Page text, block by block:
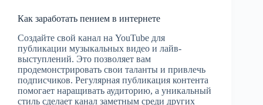
Как заработать пением в интернете
Создайте свой канал на YouTube для
публикации музыкальных видео и лайв-
выступлений. Это позволяет вам
продемонстрировать свои таланты и привлечь
подписчиков. Регулярная публикация контента
помогает наращивать аудиторию, а уникальный
стиль сделает канал заметным среди других